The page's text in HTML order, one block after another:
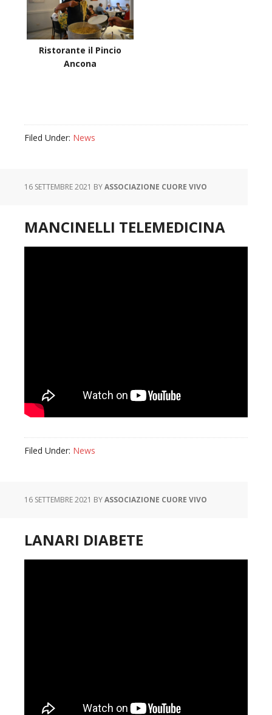
Ristorante il Pincio
Ancona
Filed Under: News
16 SETTEMBRE 2021 BYASSOCIAZIONE CUORE VIVO
MANCINELLI TELEMEDICINA
Filed Under: News
16 SETTEMBRE 2021 BYASSOCIAZIONE CUORE VIVO
LANARI DIABETE